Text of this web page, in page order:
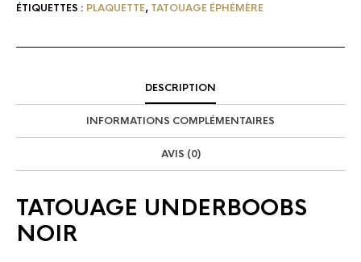
ÉTIQUETTES : PLAQUETTE, TATOUAGE ÉPHÉMÈRE
DESCRIPTION
INFORMATIONS COMPLÉMENTAIRES
AVIS (0)
TATOUAGE UNDERBOOBS
NOIR